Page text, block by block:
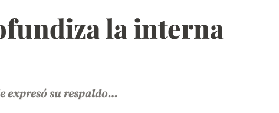
la interna
expresó su respaldo…